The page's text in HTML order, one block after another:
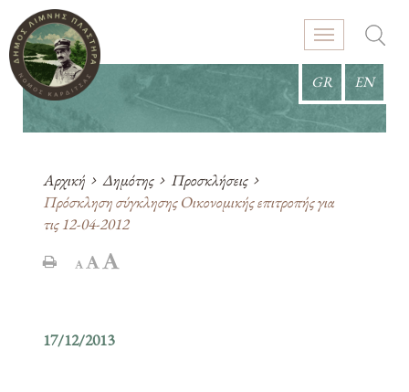
GR EN
Αρχική Δημότης
Προσκλήσεις
Πρόσκληση σύγκλησης Οικονομικής επιτροπής για
τις 12-04-2012
17/12/2013